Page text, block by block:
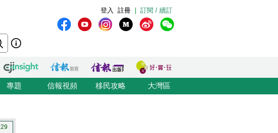
訂閱 / 續訂
註冊
登入
專題 信報視頻 移民攻略 大灣區
29